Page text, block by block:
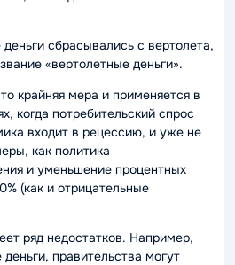
сбрасывались с вертолета,
«вертолетные деньги».
крайняя мера и применяется в
когда потребительский спрос
входит в рецессию, и уже не
как политика
и уменьшение процентных
(как и отрицательные
ряд недостатков. Например,
правительства могут